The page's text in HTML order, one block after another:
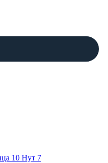
10 Нут 7